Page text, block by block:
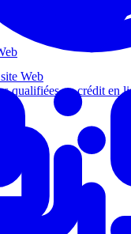
Web
qualifiées au crédit en